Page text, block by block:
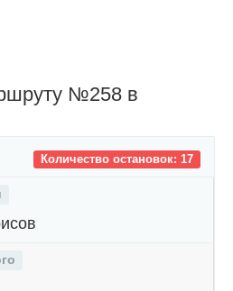
№258 в
Количество остановок: 17